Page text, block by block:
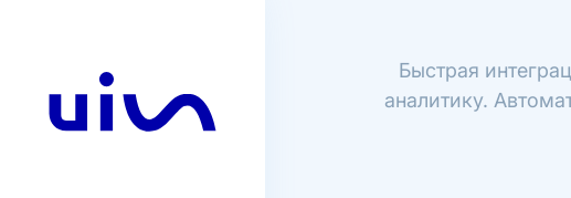
Быстрая
аналитику.